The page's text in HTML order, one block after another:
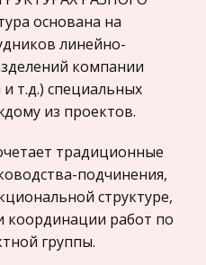
право
ст
педагогические
технических
изменения
в высших
Главными
любого
основана на
линейно-
компании
т.д.) специальных
из проектов.
традиционные
подчинения,
структуре,
координации работ по
группы.